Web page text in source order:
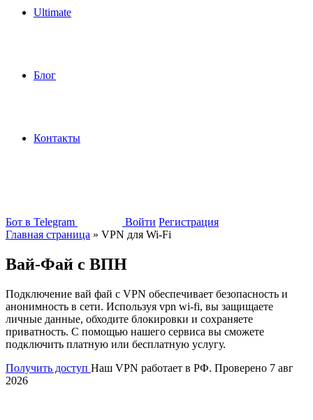
Ultimate
Блог
Контакты
Бот в Telegram Войти Регистрация
Главная страница » VPN для Wi-Fi
Вай-Фай с ВПН
Подключение вай фай с VPN обеспечивает безопасность и
анонимность в сети. Используя vpn wi-fi, вы защищаете
личные данные, обходите блокировки и сохраняете
приватность. С помощью нашего сервиса вы сможете
подключить платную или бесплатную услугу.
Получить доступ Наш VPN работает в РФ. Проверено 7 авг
2026